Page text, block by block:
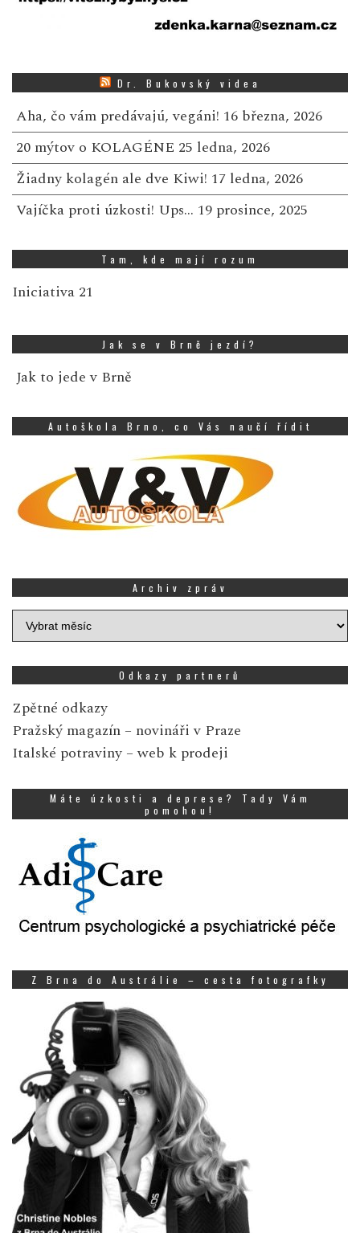
Dr. Bukovský videa
Aha, čo vám predávajú, vegáni! 16 března, 2026
20 mýtov o KOLAGÉNE 25 ledna, 2026
Žiadny kolagén ale dve Kiwi! 17 ledna, 2026
Vajíčka proti úzkosti! Ups… 19 prosince, 2025
Tam, kde mají rozum
Iniciativa 21
Jak se v Brně jezdí?
Jak to jede v Brně
Autoškola Brno, co Vás naučí řídit
Archiv zpráv
Archiv
zpráv
Odkazy partnerů
Zpětné odkazy
Pražský magazín – novináři v Praze
Italské potraviny – web k prodeji
Máte úzkosti a deprese? Tady Vám
pomohou!
Z Brna do Austrálie – cesta fotografky